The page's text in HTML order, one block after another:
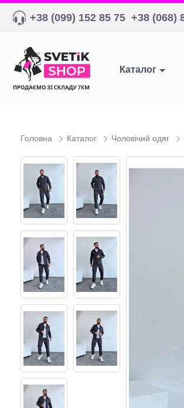
+38 (099) 152 85 75 +38 (068)
Каталог
Головна Каталог Чоловічий одяг